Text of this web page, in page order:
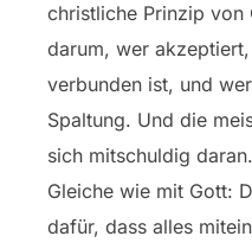
christliche Prinzip von
darum, wer
verbunden ist, und
Spaltung. Und die
sich mitschuldig
Gleiche wie mit Gott:
dafür, dass alles